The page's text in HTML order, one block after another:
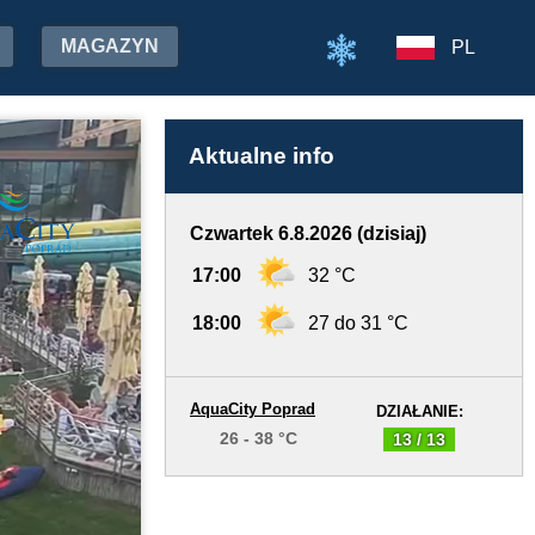
MAGAZYN PL
Aktualne info
Czwartek 6.8.2026 (dzisiaj)
17:00 32 °C
18:00 27 do 31 °C
DZIAŁANIE:
13 / 13
AquaCity Poprad
26 - 38 °C